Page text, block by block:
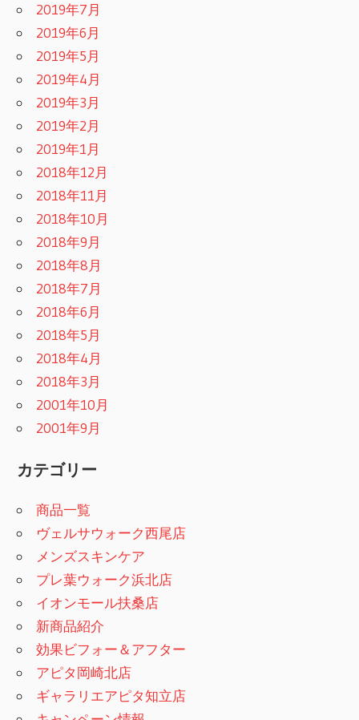
2019年7月
2019年6月
2019年5月
2019年4月
2019年3月
2019年2月
2019年1月
2018年12月
2018年11月
2018年10月
2018年9月
2018年8月
2018年7月
2018年6月
2018年5月
2018年4月
2018年3月
2001年10月
2001年9月
カテゴリー
商品一覧
ヴェルサウォーク西尾店
メンズスキンケア
プレ葉ウォーク浜北店
イオンモール扶桑店
新商品紹介
効果ビフォー＆アフター
アピタ岡崎北店
ギャラリエアピタ知立店